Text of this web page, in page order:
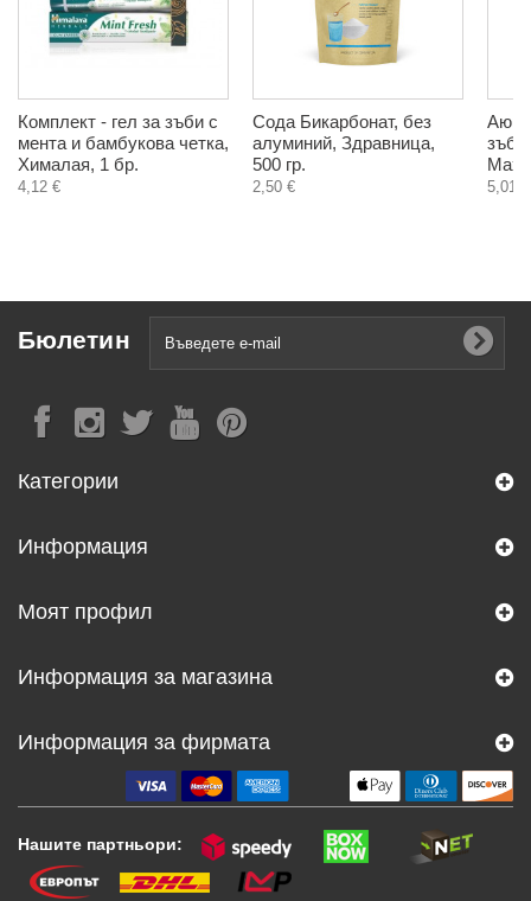
Комплект - гел за зъби с
мента и бамбукова четка,
Хималая, 1 бр.
4,12 €
Сода Бикарбонат, без
алуминий, Здравница,
500 гр.
2,50 € 5,01 €
Бюлетин
Категории
Информация
Моят профил
Информация за магазина
Информация за фирмата
Нашите партньори: